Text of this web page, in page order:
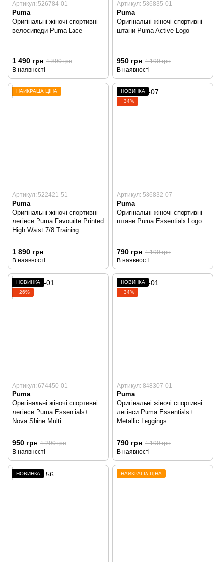
Артикул: 526784-01
Puma
Оригінальні жіночі спортивні
велосипеди Puma Lace
1 490 грн 1 890 грн
В наявності
Артикул: 586835-01
Puma
Оригінальні жіночі спортивні
штани Puma Active Logo
950 грн 1 190 грн
В наявності
НАЙКРАЩА ЦІНА
Артикул: 522421-51
Puma
Оригінальні жіночі спортивні
легінси Puma Favourite Printed
High Waist 7/8 Training
1 890 грн
В наявності
НОВИНКА
−34%
Артикул: 586832-07
Puma
Оригінальні жіночі спортивні
штани Puma Essentials Logo
790 грн 1 190 грн
В наявності
НОВИНКА
−26%
Артикул: 674450-01
Puma
Оригінальні жіночі спортивні
легінси Puma Essentials+
Nova Shine Multi
950 грн 1 290 грн
В наявності
НОВИНКА
−34%
Артикул: 848307-01
Puma
Оригінальні жіночі спортивні
легінси Puma Essentials+
Metallic Leggings
790 грн 1 190 грн
В наявності
НОВИНКА НАЙКРАЩА ЦІНА